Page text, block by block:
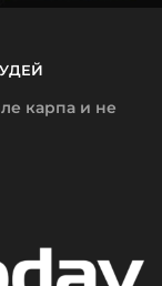
карпа и не